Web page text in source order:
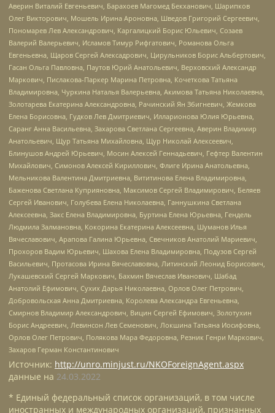
Аверин Виталий Евгеньевич, Барахоев Магомед Бекханович, Шарипков
Олег Викторович, Мошель Ирина Ароновна, Шведов Григорий Сергеевич,
Пономарев Лев Александрович, Каргалицкий Борис Юльевич, Созаев
Валерий Валерьевич, Исламов Тимур Рифгатович, Романова Ольга
Евгеньевна, Щаров Сергей Алексадрович, Цирульников Борис Альбертович,
Гасан Ольга Павловна, Паутов Юрий Анатольевич, Верховский Александр
Маркович, Пислакова-Паркер Марина Петровна, Кочеткова Татьяна
Владимировна, Чуркина Наталья Валерьевна, Акимова Татьяна Николаевна,
Золотарева Екатерина Александровна, Рачинский Ян Збигневич, Жемкова
Елена Борисовна, Гудков Лев Дмитриевич, Илларионова Юлия Юрьевна,
Саранг Анна Васильевна, Захарова Светлана Сергеевна, Аверин Владимир
Анатольевич, Щур Татьяна Михайловна, Щур Николай Алексеевич,
Блинушов Андрей Юрьевич, Мосин Алексей Геннадьевич, Гефтер Валентин
Михайлович, Симонов Алексей Кириллович, Флиге Ирина Анатольевна,
Мельникова Валентина Дмитриевна, Вититинова Елена Владимировна,
Баженова Светлана Куприяновна, Максимов Сергей Владимирович, Беляев
Сергей Иванович, Голубева Елена Николаевна, Ганнушкина Светлана
Алексеевна, Закс Елена Владимировна, Буртина Елена Юрьевна, Гендель
Людмила Залмановна, Кокорина Екатерина Алексеевна, Шуманов Илья
Вячеславович, Арапова Галина Юрьевна, Свечников Анатолий Мариевич,
Прохоров Вадим Юрьевич, Шахова Елена Владимировна, Подузов Сергей
Васильевич, Протасова Ирина Вячеславовна, Литинский Леонид Борисович,
Лукашевский Сергей Маркович, Бахмин Вячеслав Иванович, Шабад
Анатолий Ефимович, Сухих Дарья Николаевна, Орлов Олег Петрович,
Добровольская Анна Дмитриевна, Королева Александра Евгеньевна,
Смирнов Владимир Александрович, Вицин Сергей Ефимович, Золотухин
Борис Андреевич, Левинсон Лев Семенович, Локшина Татьяна Иосифовна,
Орлов Олег Петрович, Полякова Мара Федоровна, Резник Генри Маркович,
Захаров Герман Константинович
Источник: http://unro.minjust.ru/NKOForeignAgent.aspx
данные на 24.03.2022
* Единый федеральный список организаций, в том числе
иностранных и международных организаций, признанных